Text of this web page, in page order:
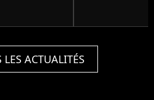
LES ACTUALITÉS